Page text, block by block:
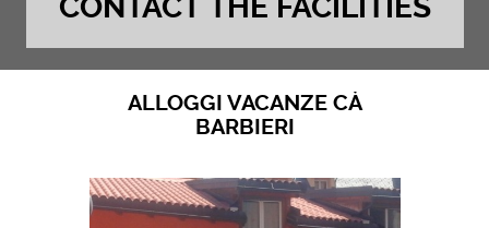
CONTACT THE FACILITIES
ALLOGGI VACANZE CÀ
BARBIERI